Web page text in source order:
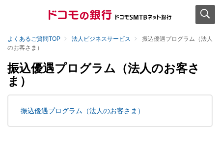
よくあるご質問TOP 法人ビジネスサービス
振込優遇プログラム（法人
のお客さま）
振込優遇プログラム（法人のお客さ
ま）
振込優遇プログラム（法人のお客さま）